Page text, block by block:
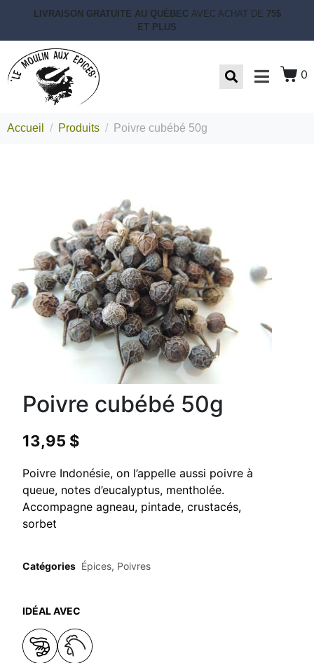
LIVRAISON GRATUITE AU QUÉBEC AVEC ACHAT DE 75$
ET PLUS
0
Accueil Produits Poivre cubébé 50g
Poivre cubébé 50g
13,95 $
Poivre Indonésie, on l’appelle aussi poivre à
queue, notes d’eucalyptus, mentholée.
Accompagne agneau, pintade, crustacés,
sorbet
Catégories Épices, Poivres
IDÉAL AVEC